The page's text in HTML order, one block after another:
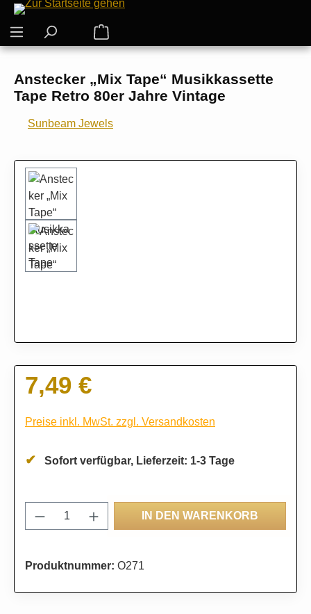
Zum Hauptinhalt springen
Warenkorb enthält 0 Positionen. Der
Anstecker „Mix Tape“ Musikkassette
Tape Retro 80er Jahre Vintage
Sunbeam Jewels
Bildergalerie überspringen
Regulärer Preis:
7,49 €
Preise inkl. MwSt. zzgl. Versandkosten
Sofort verfügbar, Lieferzeit: 1-3 Tage
Produkt Anzahl: Gib den gewünschten
IN DEN WARENKORB
Produktnummer: O271